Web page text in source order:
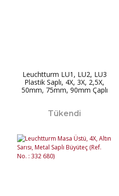
Leuchtturm LU1, LU2, LU3
Plastik Saplı, 4X, 3X, 2,5X,
50mm, 75mm, 90mm Çaplı
Tükendi